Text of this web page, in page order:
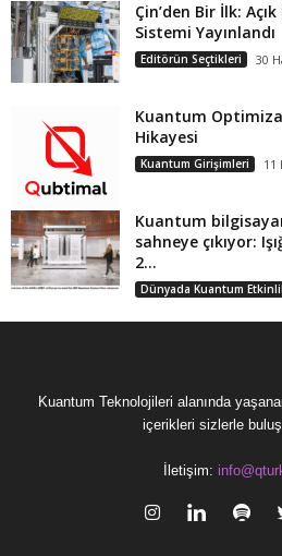
Çin’den Bir İlk:
Sistemi Yayınlandı
Editörün Seçtikleri 30
Kuantum
Hikayesi
Kuantum Girişimleri 11
Kuantum
sahneye çıkıyor:
2...
Dünyada Kuantum
Kuantum Teknolojileri alanında
içerikleri sizlerle
İletişim: